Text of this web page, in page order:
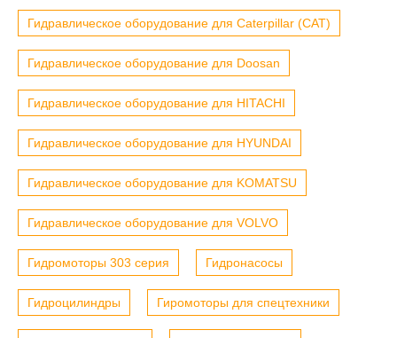
Гидравлическое оборудование для Caterpillar (CAT)
Гидравлическое оборудование для Doosan
Гидравлическое оборудование для HITACHI
Гидравлическое оборудование для HYUNDAI
Гидравлическое оборудование для KOMATSU
Гидравлическое оборудование для VOLVO
Гидромоторы 303 серия Гидронасосы
Гидроцилиндры Гиромоторы для спецтехники